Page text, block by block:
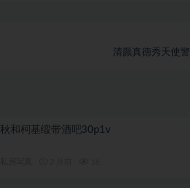
清颜真德秀天使
秋和柯基缎带酒吧30p1v